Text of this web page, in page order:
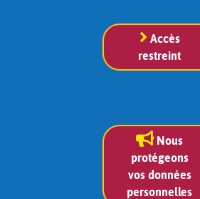
Accès
restreint
Nous
protégeons
vos données
personnelles